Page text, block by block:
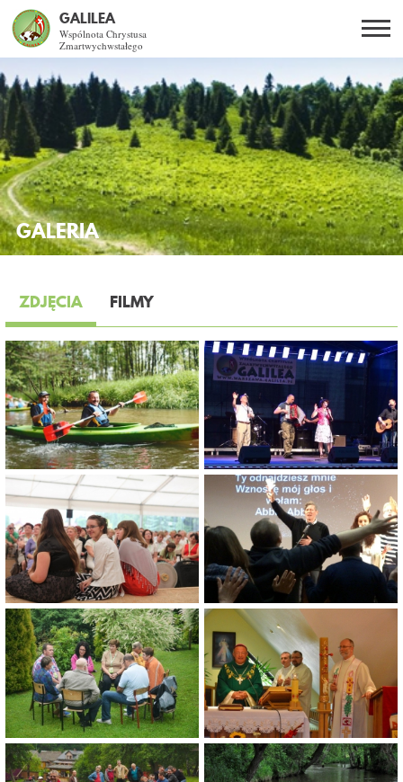
GALILEA
Wspólnota Chrystusa
Zmartwychwstałego
PL EN BG
CO DAJE ŻYCIE Z JEZUSEM?
SPOTKANIA OTWARTE
DLA KOGO?
WSPÓLNOTA
KURSY SE
KONTAKT
GALERIA
POZIOME KARTY
ZDJĘCIA FILMY